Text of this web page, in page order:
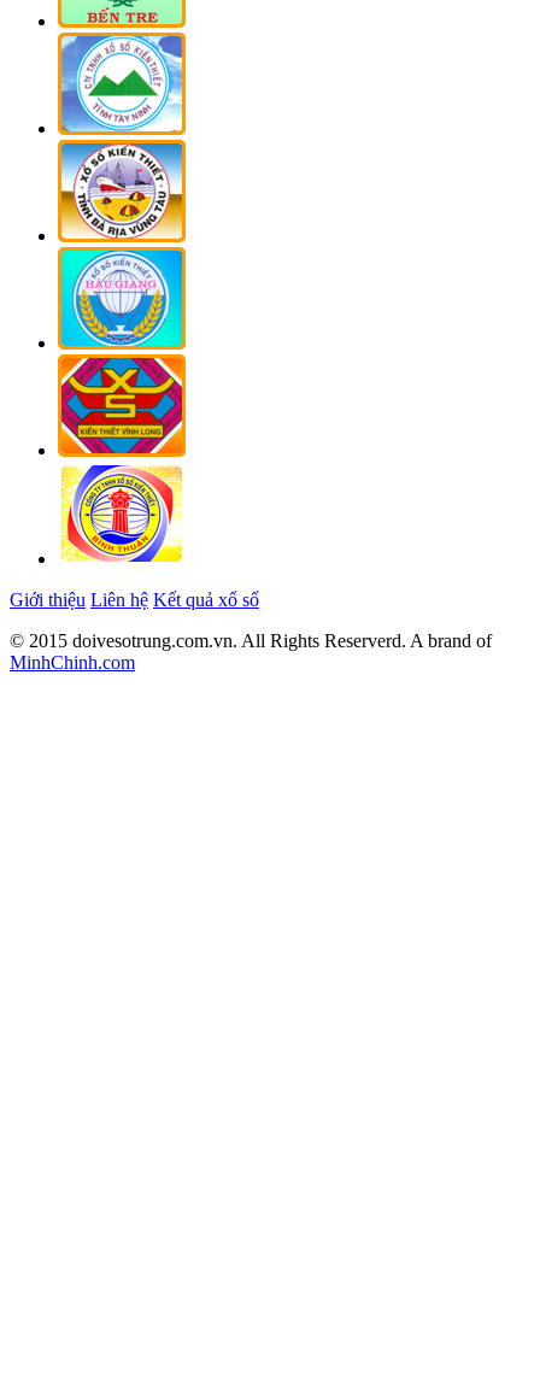
Giới thiệu Liên hệ Kết quả xổ số
© 2015 doivesotrung.com.vn. All Rights Reserverd. A brand of
MinhChinh.com